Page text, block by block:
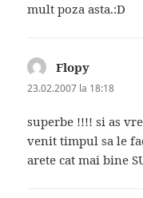
mult poza asta.:D
Flopy
23.02.2007 la 18:18
superbe !!!! si as
venit timpul sa le
arete cat mai bine